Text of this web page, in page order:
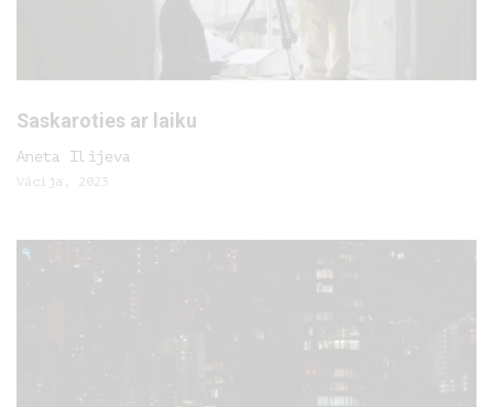
Saskaroties ar laiku
Aneta Ilijeva
Vācija, 2023